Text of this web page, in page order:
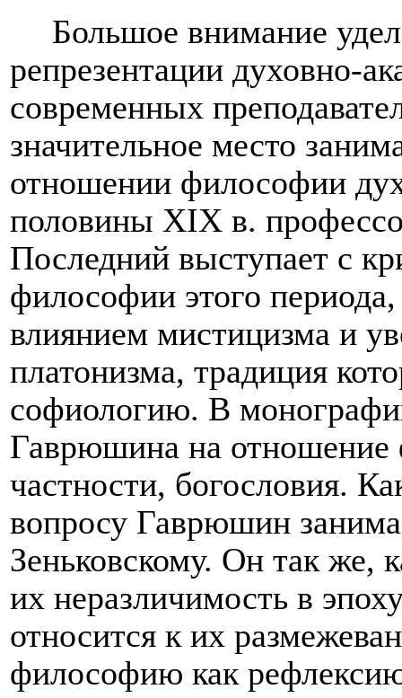
Большое внимание
репрезентации духовно-
современных
значительное место
отношении философии
половины XIX в.
Последний выступает с
философии этого
влиянием мистицизма и
платонизма, традиция
софиологию. В
Гаврюшина на отношение
частности, богословия.
вопросу Гаврюшин
Зеньковскому. Он так же,
их неразличимость в
относится к их
философию как